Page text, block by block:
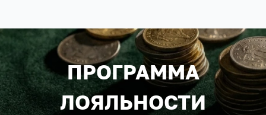
ПРОГРАММА
ЛОЯЛЬНОСТИ